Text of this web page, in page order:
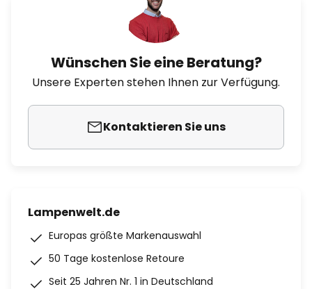
Wünschen Sie eine Beratung?
Unsere Experten stehen Ihnen zur Verfügung.
Kontaktieren Sie uns
Lampenwelt.de
Europas größte Markenauswahl
50 Tage kostenlose Retoure
Seit 25 Jahren Nr. 1 in Deutschland